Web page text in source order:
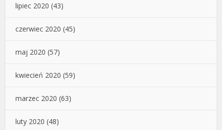
lipiec 2020 (43)
czerwiec 2020 (45)
maj 2020 (57)
kwiecień 2020 (59)
marzec 2020 (63)
luty 2020 (48)